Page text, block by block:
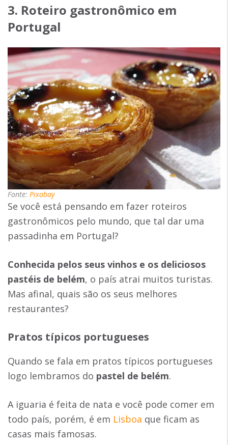
3. Roteiro gastronômico em
Portugal
Fonte: Pixabay
Se você está pensando em fazer roteiros
gastronômicos pelo mundo, que tal dar uma
passadinha em Portugal?
Conhecida pelos seus vinhos e os deliciosos
pastéis de belém, o país atrai muitos turistas.
Mas afinal, quais são os seus melhores
restaurantes?
Pratos típicos portugueses
Quando se fala em pratos típicos portugueses
logo lembramos do pastel de belém.
A iguaria é feita de nata e você pode comer em
todo país, porém, é em Lisboa que ficam as
casas mais famosas.